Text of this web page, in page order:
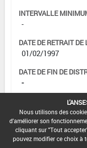
INTERVALLE
-
DATE DE RETRAIT DE
01/02/1997
DATE DE FIN DE
-
DATE DE FIN
-
Nous utilisons des
d'améliorer son
cliquant sur "Tout
pouvez modifier ce choix à